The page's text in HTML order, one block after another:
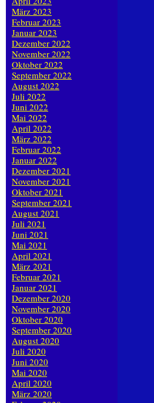
März 2023
Februar 2023
Januar 2023
Dezember 2022
November 2022
Oktober 2022
September 2022
August 2022
Juli 2022
Juni 2022
Mai 2022
April 2022
März 2022
Februar 2022
Januar 2022
Dezember 2021
November 2021
Oktober 2021
September 2021
August 2021
Juli 2021
Juni 2021
Mai 2021
April 2021
März 2021
Februar 2021
Januar 2021
Dezember 2020
November 2020
Oktober 2020
September 2020
August 2020
Juli 2020
Juni 2020
Mai 2020
April 2020
März 2020